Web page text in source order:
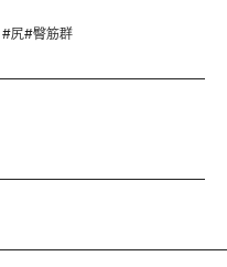
#尻#臀筋群